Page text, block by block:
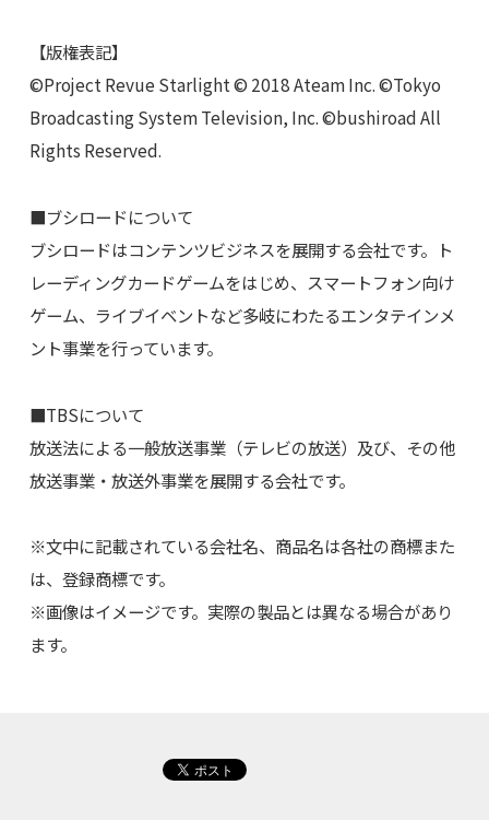
【版権表記】
©Project Revue Starlight © 2018 Ateam Inc. ©Tokyo
Broadcasting System Television, Inc. ©bushiroad All
Rights Reserved.
■ブシロードについて
ブシロードはコンテンツビジネスを展開する会社です。ト
レーディングカードゲームをはじめ、スマートフォン向け
ゲーム、ライブイベントなど多岐にわたるエンタテインメ
ント事業を行っています。
■TBSについて
放送法による一般放送事業（テレビの放送）及び、その他
放送事業・放送外事業を展開する会社です。
※文中に記載されている会社名、商品名は各社の商標また
は、登録商標です。
※画像はイメージです。実際の製品とは異なる場合があり
ます。